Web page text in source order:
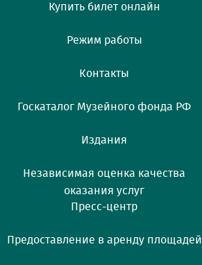
Купить билет онлайн
Режим работы
Контакты
Госкаталог Музейного фонда РФ
Издания
Независимая оценка качества
оказания услуг
Пресс-центр
Предоставление в аренду площадей